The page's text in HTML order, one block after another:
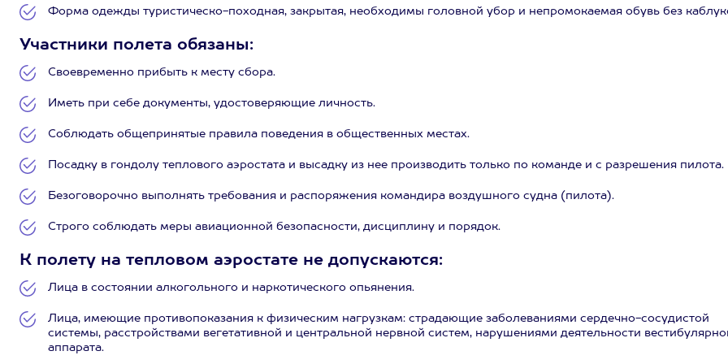
Форма одежды туристическо-походная, закрытая, необходимы головной убор и непромокаемая обувь без
Участники полета обязаны:
Своевременно прибыть к месту сбора.
Иметь при себе документы, удостоверяющие личность.
Соблюдать общепринятые правила поведения в общественных местах.
Посадку в гондолу теплового аэростата и высадку из нее производить только по команде и с разрешения пилота.
Безоговорочно выполнять требования и распоряжения командира воздушного судна (пилота).
Строго соблюдать меры авиационной безопасности, дисциплину и порядок.
К полету на тепловом аэростате не допускаются:
Лица в состоянии алкогольного и наркотического опьянения.
Лица, имеющие противопоказания к физическим нагрузкам: страдающие заболеваниями сердечно-сосудистой
системы, расстройствами вегетативной и центральной нервной систем, нарушениями деятельности
аппарата.